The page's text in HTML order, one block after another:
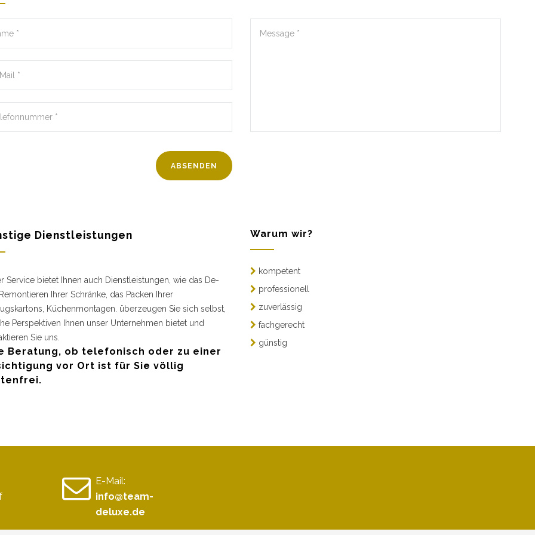
Dienstleistungen
Service bietet Ihnen auch Dienstleistungen, wie das De-
Ihrer Schränke, das Packen Ihrer
Küchenmontagen. überzeugen Sie sich selbst,
Perspektiven Ihnen unser Unternehmen bietet und
Sie uns.
Beratung, ob telefonisch oder zu einer
vor Ort ist für Sie völlig
Warum wir?
kompetent
professionell
zuverlässig
fachgerecht
günstig
E-Mail:
info@team-
deluxe.de